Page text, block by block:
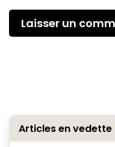
Laisser un
Articles en vedette